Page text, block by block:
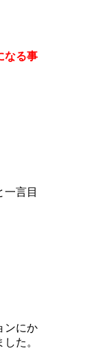
なる事
一言目
ンにか
た。